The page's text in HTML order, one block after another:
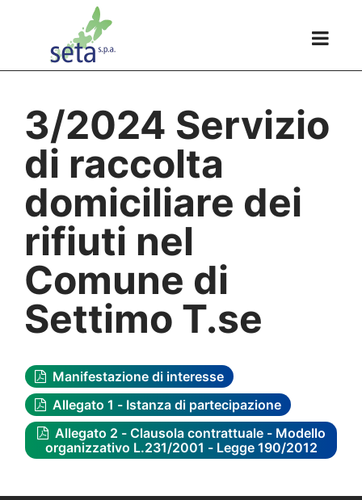
3/2024 Servizio
di raccolta
domiciliare dei
rifiuti nel
Comune di
Settimo T.se
Manifestazione di interesse
Allegato 1 - Istanza di partecipazione
Allegato 2 - Clausola contrattuale - Modello
organizzativo L.231/2001 - Legge 190/2012